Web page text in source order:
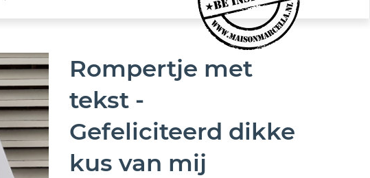
Rompertje met
tekst -
Gefeliciteerd dikke
kus van mij